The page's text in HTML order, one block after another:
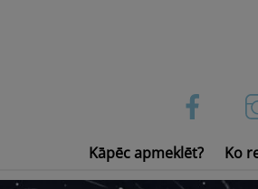
Kāpēc apmeklēt? Ko